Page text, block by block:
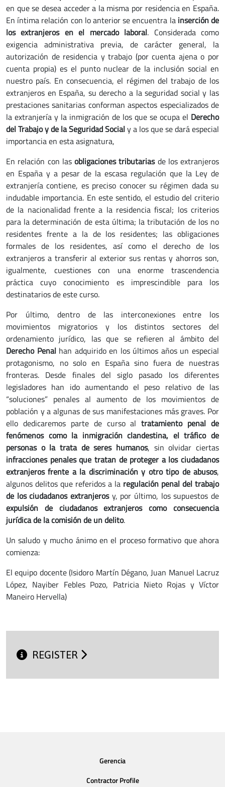
en que se desea acceder a la misma por residencia en España.
En íntima relación con lo anterior se encuentra la inserción de
los extranjeros en el mercado laboral. Considerada como
exigencia administrativa previa, de carácter general, la
autorización de residencia y trabajo (por cuenta ajena o por
cuenta propia) es el punto nuclear de la inclusión social en
nuestro país. En consecuencia, el régimen del trabajo de los
extranjeros en España, su derecho a la seguridad social y las
prestaciones sanitarias conforman aspectos especializados de
la extranjería y la inmigración de los que se ocupa el Derecho
del Trabajo y de la Seguridad Socialy a los que se dará especial
importancia en esta asignatura,
En relación con lasobligaciones tributariasde los extranjeros
en España y a pesar de la escasa regulación que la Ley de
extranjería contiene, es preciso conocer su régimen dada su
indudable importancia. En este sentido, el estudio del criterio
de la nacionalidad frente a la residencia fiscal; los criterios
para la determinación de esta última; la tributación de los no
residentes frente a la de los residentes; las obligaciones
formales de los residentes, así como el derecho de los
extranjeros a transferir al exterior sus rentas y ahorros son,
igualmente, cuestiones con una enorme trascendencia
práctica cuyo conocimiento es imprescindible para los
destinatarios de este curso.
Por último, dentro de las interconexiones entre los
movimientos migratorios y los distintos sectores del
ordenamiento jurídico, las que se refieren al ámbito del
Derecho Penalhan adquirido en los últimos años un especial
protagonismo, no solo en España sino fuera de nuestras
fronteras. Desde finales del siglo pasado los diferentes
legisladores han ido aumentando el peso relativo de las
“soluciones” penales al aumento de los movimientos de
población y a algunas de sus manifestaciones más graves. Por
ello dedicaremos parte de curso altratamiento penal de
fenómenos como la inmigración clandestina, el tráfico de
personas o la trata de seres humanos, sin olvidar ciertas
infracciones penales que tratan de proteger a los ciudadanos
extranjeros frente a la discriminación y otro tipo de abusos,
algunos delitos que referidos a la regulación penal del trabajo
de los ciudadanos extranjeros y, por último, los supuestos de
expulsión de ciudadanos extranjeros como consecuencia
jurídica de la comisión de un delito.
Un saludo y mucho ánimo en el proceso formativo que ahora
comienza:
El equipo docente (Isidoro Martín Dégano, Juan Manuel Lacruz
López, Nayiber Febles Pozo, Patricia Nieto Rojas y Víctor
Maneiro Hervella)
REGISTER
Gerencia
Contractor Profile